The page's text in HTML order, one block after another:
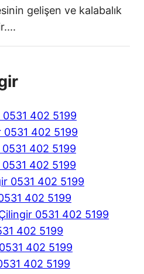
gelişen ve kalabalık
402 5199
0531 402 5199
0531 402 5199
402 5199
0531 402 5199
402 5199
0531 402 5199
402 5199
402 5199
402 5199